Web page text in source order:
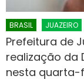
BRASIL JUAZEIRO
Prefeitura de
realização da
nesta quarta-